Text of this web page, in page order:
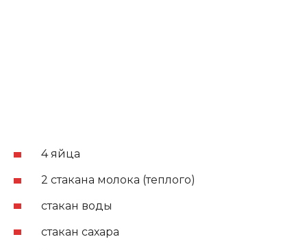
4 яйца
2 стакана молока (теплого)
стакан воды
стакан сахара